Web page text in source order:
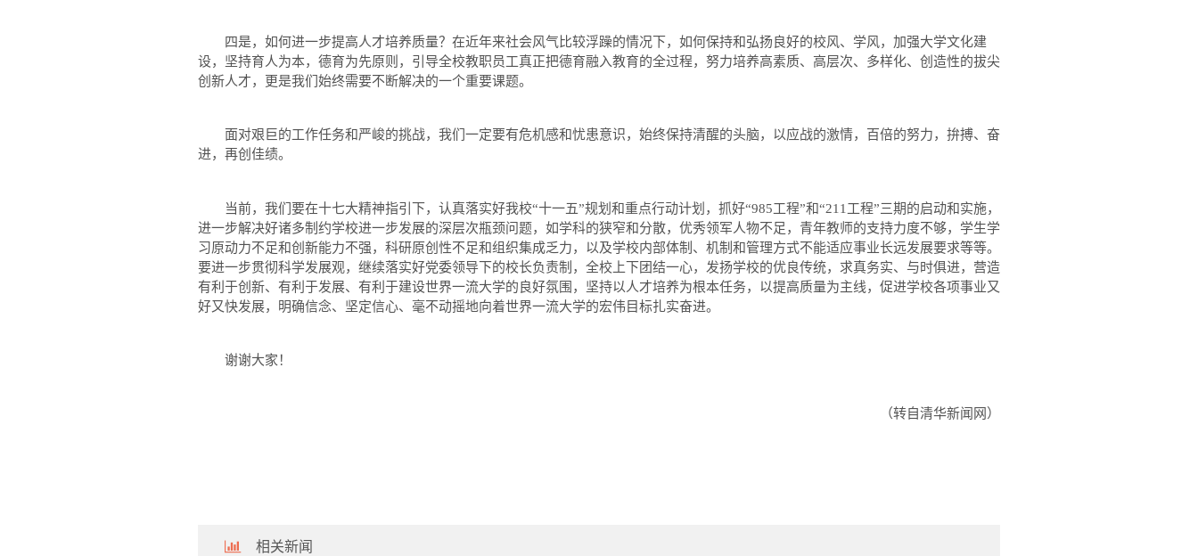
四是，如何进一步提高人才培养质量？在近年来社会风气比较浮躁的情况下，如何保持和弘扬良好的校风、学风，加强大学文化建
设，坚持育人为本，德育为先原则，引导全校教职员工真正把德育融入教育的全过程，努力培养高素质、高层次、多样化、创造性的拔尖
创新人才，更是我们始终需要不断解决的一个重要课题。
面对艰巨的工作任务和严峻的挑战，我们一定要有危机感和忧患意识，始终保持清醒的头脑，以应战的激情，百倍的努力，拚搏、奋
进，再创佳绩。
当前，我们要在十七大精神指引下，认真落实好我校“十一五”规划和重点行动计划，抓好“985工程”和“211 工程”三期的启动和实施，
进一步解决好诸多制约学校进一步发展的深层次瓶颈问题，如学科的狭窄和分散，优秀领军人物不足，青年教师的支持力度不够，学生学
习原动力不足和创新能力不强，科研原创性不足和组织集成乏力，以及学校内部体制、机制和管理方式不能适应事业长远发展要求等等。
要进一步贯彻科学发展观，继续落实好党委领导下的校长负责制，全校上下团结一心，发扬学校的优良传统，求真务实、与时俱进，营造
有利于创新、有利于发展、有利于建设世界一流大学的良好氛围，坚持以人才培养为根本任务，以提高质量为主线，促进学校各项事业又
好又快发展，明确信念、坚定信心、毫不动摇地向着世界一流大学的宏伟目标扎实奋进。
谢谢大家！
（转自清华新闻网）
相关新闻